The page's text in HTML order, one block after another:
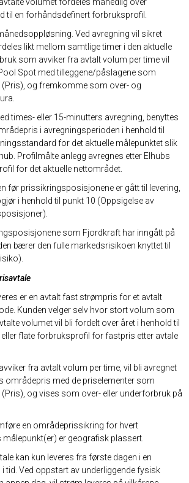
volumet fordeles månedlig over
til en forhåndsdefinert forbruksprofil.
Ved avregning vil sikret
likt mellom samtlige timer i den aktuelle
som avviker fra avtalt volum per time vil
Spot med tilleggene/påslagene som
(Pris), og fremkomme som over- og
times- eller 15-minutters avregning, benyttes
i avregningsperioden i henhold til
for det aktuelle målepunktet slik
Profilmålte anlegg avregnes etter Elhubs
for det aktuelle nettområdet.
før prissikringsposisjonene er gått til levering,
i henhold til punkt 10 (Oppsigelse av
som Fjordkraft har inngått på
bærer den fulle markedsrisikoen knyttet til
er en avtalt fast strømpris for et avtalt
Kunden velger selv hvor stort volum som
volumet vil bli fordelt over året i henhold til
flate forbruksprofil for fastpris etter avtale
fra avtalt volum per time, vil bli avregnet
områdepris med de priselementer som
og vises som over- eller underforbruk på
en områdeprissikring for hvert
er geografisk plassert.
kan kun leveres fra første dagen i en
tid. Ved oppstart av underliggende fysisk